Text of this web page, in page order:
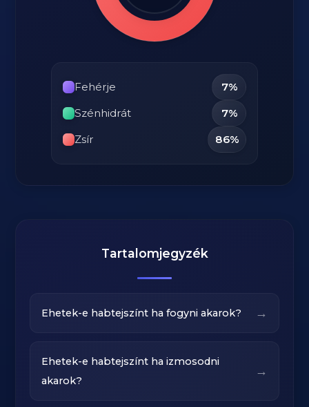
Fehérje
7%
Szénhidrát
7%
Zsír
86%
Tartalomjegyzék
Ehetek-e habtejszínt ha fogyni akarok? →
Ehetek-e habtejszínt ha izmosodni
akarok?
→